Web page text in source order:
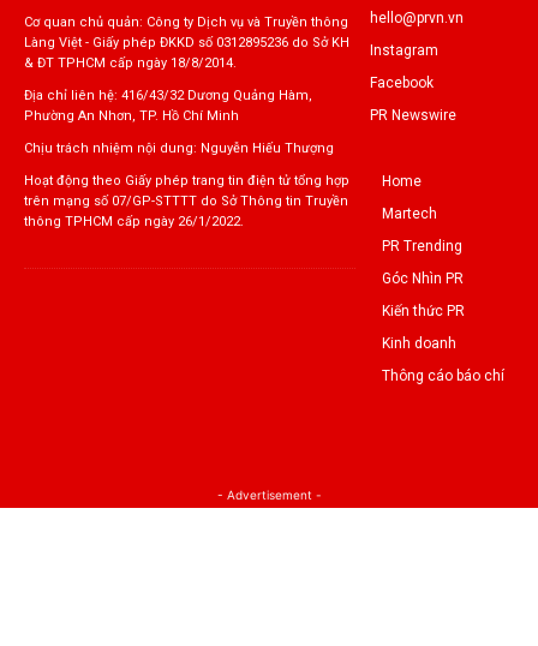
Cơ quan chủ quản: Công ty Dịch vụ và Truyền thông
Làng Việt - Giấy phép ĐKKD số 0312895236 do Sở KH
& ĐT TPHCM cấp ngày 18/8/2014.
Địa chỉ liên hệ: 416/43/32 Dương Quảng Hàm,
Phường An Nhơn, TP. Hồ Chí Minh
Chịu trách nhiệm nội dung: Nguyễn Hiếu Thượng
Hoạt động theo Giấy phép trang tin điện tử tổng hợp
trên mạng số 07/GP-STTTT do Sở Thông tin Truyền
thông TPHCM cấp ngày 26/1/2022.
hello@prvn.vn
Instagram
Facebook
PR Newswire
Home
Martech
PR Trending
Góc Nhìn PR
Kiến thức PR
Kinh doanh
Thông cáo báo chí
- Advertisement -